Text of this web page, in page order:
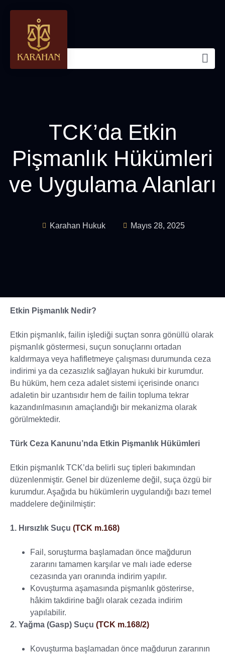
TCK’da Etkin
Pişmanlık Hükümleri
ve Uygulama Alanları
Karahan Hukuk Mayıs 28, 2025
Etkin Pişmanlık Nedir?
Etkin pişmanlık, failin işlediği suçtan sonra gönüllü olarak
pişmanlık göstermesi, suçun sonuçlarını ortadan
kaldırmaya veya hafifletmeye çalışması durumunda ceza
indirimi ya da cezasızlık sağlayan hukuki bir kurumdur.
Bu hüküm, hem ceza adalet sistemi içerisinde onarıcı
adaletin bir uzantısıdır hem de failin topluma tekrar
kazandırılmasının amaçlandığı bir mekanizma olarak
görülmektedir.
Türk Ceza Kanunu’nda Etkin Pişmanlık Hükümleri
Etkin pişmanlık TCK’da belirli suç tipleri bakımından
düzenlenmiştir. Genel bir düzenleme değil, suça özgü bir
kurumdur. Aşağıda bu hükümlerin uygulandığı bazı temel
maddelere değinilmiştir:
1. Hırsızlık Suçu (TCK m.168)
Fail, soruşturma başlamadan önce mağdurun
zararını tamamen karşılar ve malı iade ederse
cezasında yarı oranında indirim yapılır.
Kovuşturma aşamasında pişmanlık gösterirse,
hâkim takdirine bağlı olarak cezada indirim
yapılabilir.
2. Yağma (Gasp) Suçu (TCK m.168/2)
Kovuşturma başlamadan önce mağdurun zararının